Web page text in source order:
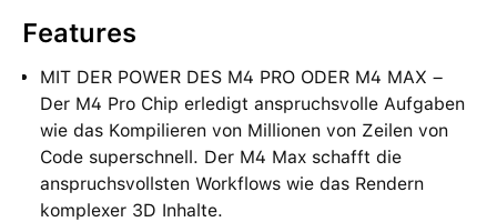
Features
MIT DER POWER DES M4 PRO ODER M4 MAX –
Der M4 Pro Chip erledigt anspruchsvolle Aufgaben
wie das Kompilieren von Millionen von Zeilen von
Code superschnell. Der M4 Max schafft die
anspruchsvollsten Workflows wie das Rendern
komplexer 3D Inhalte.